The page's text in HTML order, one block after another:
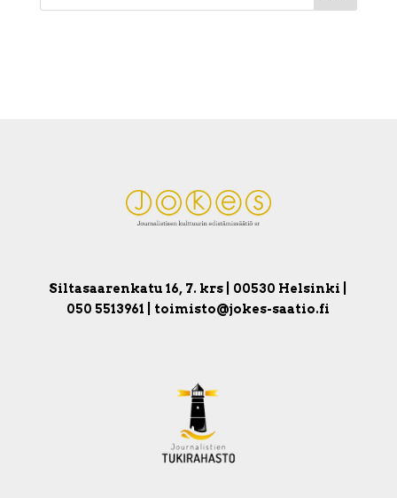
Siltasaarenkatu 16, 7. krs | 00530 Helsinki |
050 5513961 | toimisto@jokes-saatio.fi